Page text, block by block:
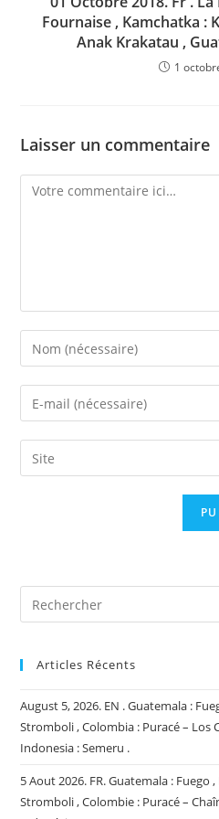
Fournaise , Kamchatka :
Anak Krakatau ,
1
Laisser un commentaire
Comment
Enter
your
name
comment
Enter
your
email
address
Saisir
l’URL
Articles Récents
August 5, 2026. EN . Guatemala :
Stromboli , Colombia : Puracé – Los
Indonesia : Semeru .
5 Aout 2026. FR. Guatemala : Fuego
Stromboli , Colombie : Puracé –